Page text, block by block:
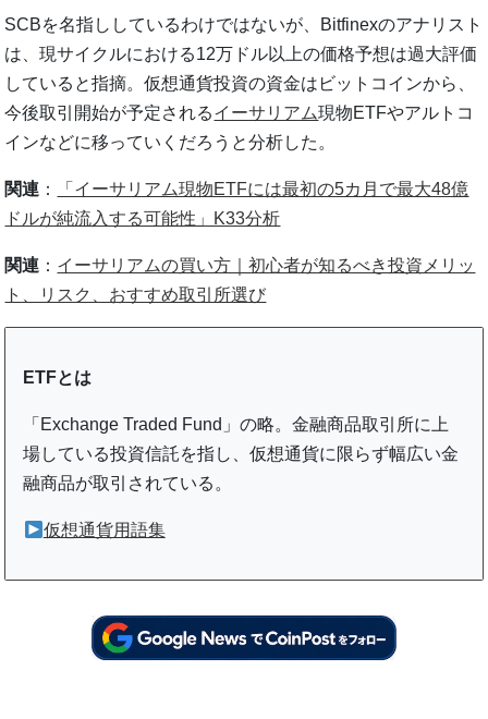
SCBを名指ししているわけではないが、Bitfinexのアナリスト
は、現サイクルにおける12万ドル以上の価格予想は過大評価
していると指摘。仮想通貨投資の資金はビットコインから、
今後取引開始が予定されるイーサリアム現物ETFやアルトコ
インなどに移っていくだろうと分析した。
関連 ：
「イーサリアム現物ETFには最初の5カ月で最大48億
ドルが純流入する可能性」K33分析
関連 ： イーサリアムの買い方｜初心者が知るべき投資メリッ
ト、リスク、おすすめ取引所選び
ETFとは
「Exchange Traded Fund」の略。金融商品取引所に上
場している投資信託を指し、仮想通貨に限らず幅広い金
融商品が取引されている。
仮想通貨用語集